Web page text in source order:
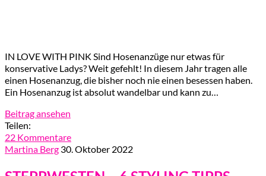
IN LOVE WITH PINK Sind Hosenanzüge nur etwas für
konservative Ladys? Weit gefehlt! In diesem Jahr tragen alle
einen Hosenanzug, die bisher noch nie einen besessen haben.
Ein Hosenanzug ist absolut wandelbar und kann zu…
Beitrag ansehen
Teilen:
22 Kommentare
Martina Berg 30. Oktober 2022